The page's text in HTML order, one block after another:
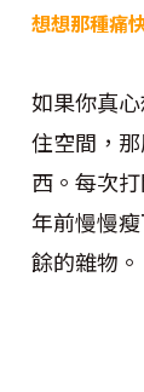
想想那種痛
如果你真
住空間，
西。每次
年前慢慢
餘的雜物。